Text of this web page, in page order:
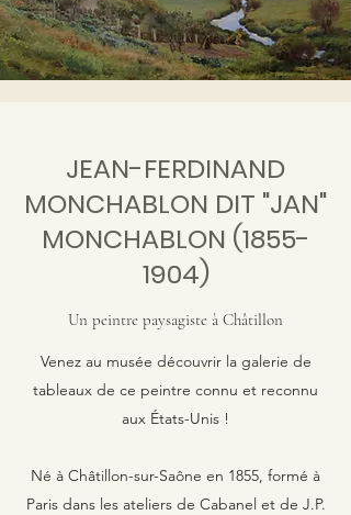
JEAN-FERDINAND
MONCHABLON DIT "JAN"
MONCHABLON (1855-
1904)
Un peintre paysagiste à Châtillon
Venez au musée découvrir la galerie de
tableaux de ce peintre connu et reconnu
aux États-Unis !
Né à Châtillon-sur-Saône en 1855, formé à
Paris dans les ateliers de Cabanel et de J.P.